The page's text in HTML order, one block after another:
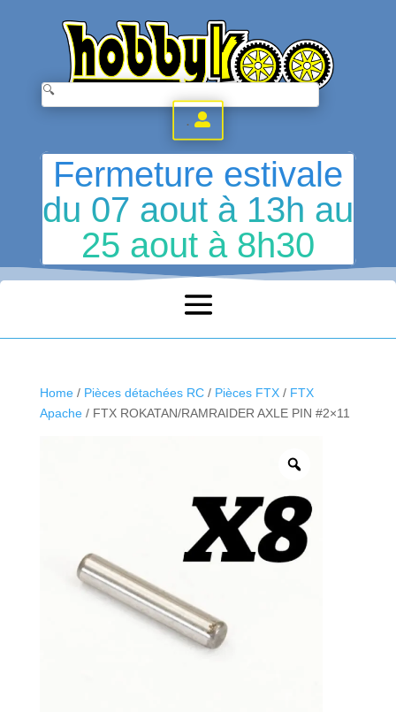
.
Fermeture estivale
du 07 aout à 13h au
25 aout à 8h30
Home/ Pièces détachées RC/ Pièces FTX/ FTX
Apache/ FTX ROKATAN/RAMRAIDER AXLE PIN #2×11